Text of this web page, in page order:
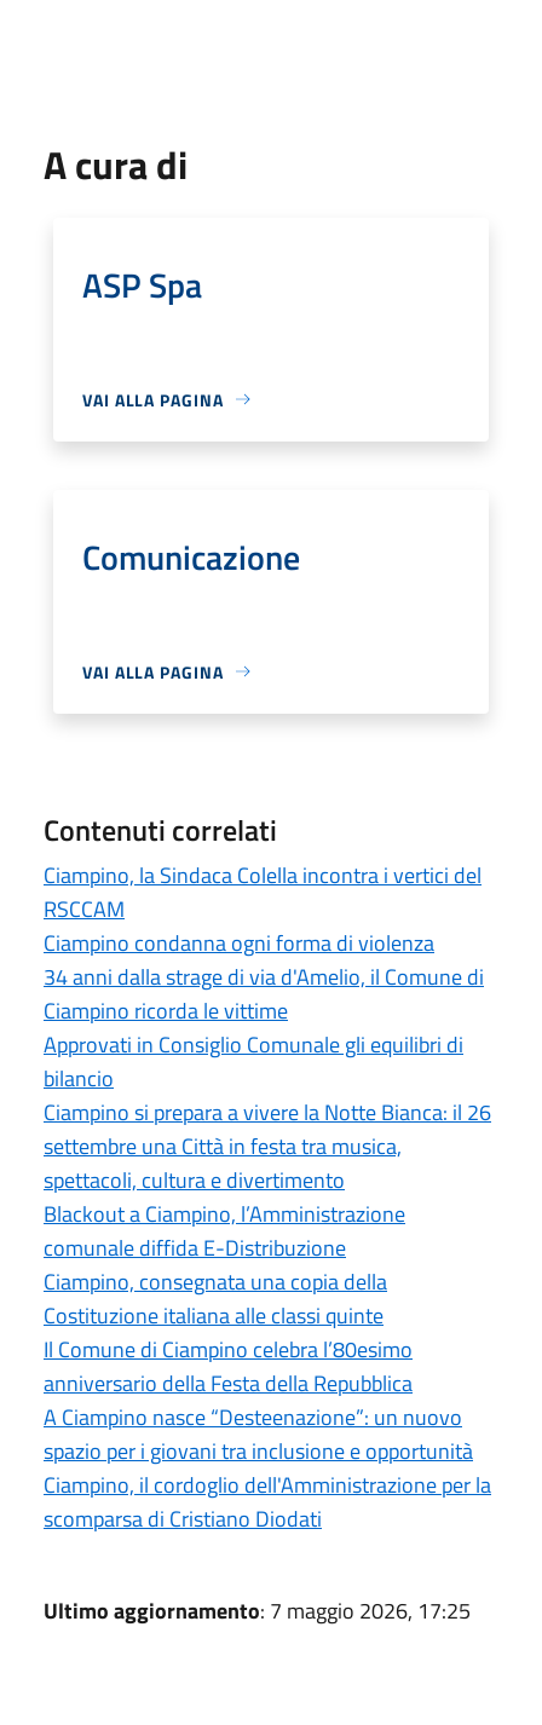
A cura di
ASP Spa
VAI ALLA PAGINA
Comunicazione
VAI ALLA PAGINA
Contenuti correlati
Ciampino, la Sindaca Colella incontra i vertici del
RSCCAM
Ciampino condanna ogni forma di violenza
34 anni dalla strage di via d'Amelio, il Comune di
Ciampino ricorda le vittime
Approvati in Consiglio Comunale gli equilibri di
bilancio
Ciampino si prepara a vivere la Notte Bianca: il 26
settembre una Città in festa tra musica,
spettacoli, cultura e divertimento
Blackout a Ciampino, l’Amministrazione
comunale diffida E-Distribuzione
Ciampino, consegnata una copia della
Costituzione italiana alle classi quinte
Il Comune di Ciampino celebra l’80esimo
anniversario della Festa della Repubblica
A Ciampino nasce “Desteenazione”: un nuovo
spazio per i giovani tra inclusione e opportunità
Ciampino, il cordoglio dell'Amministrazione per la
scomparsa di Cristiano Diodati
Ultimo aggiornamento: 7 maggio 2026, 17:25